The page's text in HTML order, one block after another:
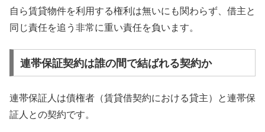
自ら賃貸物件を利用する権利は無いにも関わらず、借主と
同じ責任を追う非常に重い責任を負います。
連帯保証契約は誰の間で結ばれる契約か
連帯保証人は債権者（賃貸借契約における貸主）と連帯保
証人との契約です。